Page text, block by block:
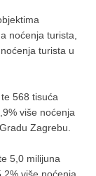
noćenja turista,
turista u
568 tisuća
više noćenja
Zagrebu.
5,0 milijuna
više noćenja